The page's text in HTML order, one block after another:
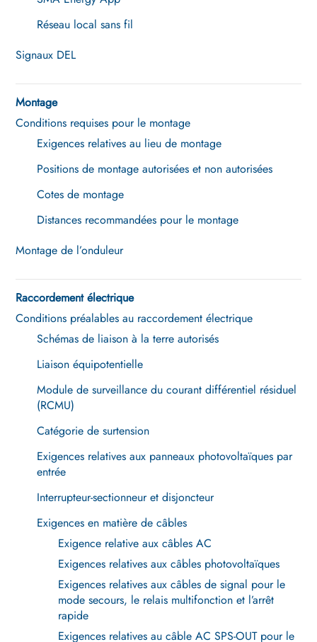
Réseau local sans fil
Signaux DEL
Montage
Conditions requises pour le montage
Exigences relatives au lieu de montage
Positions de montage autorisées et non autorisées
Cotes de montage
Distances recommandées pour le montage
Montage de l’onduleur
Raccordement électrique
Conditions préalables au raccordement électrique
Schémas de liaison à la terre autorisés
Liaison équipotentielle
Module de surveillance du courant différentiel résiduel
(RCMU)
Catégorie de surtension
Exigences relatives aux panneaux photovoltaïques par
entrée
Interrupteur-sectionneur et disjoncteur
Exigences en matière de câbles
Exigence relative aux câbles AC
Exigences relatives aux câbles photovoltaïques
Exigences relatives aux câbles de signal pour le
mode secours, le relais multifonction et l’arrêt
rapide
Exigences relatives au câble AC SPS-OUT pour le